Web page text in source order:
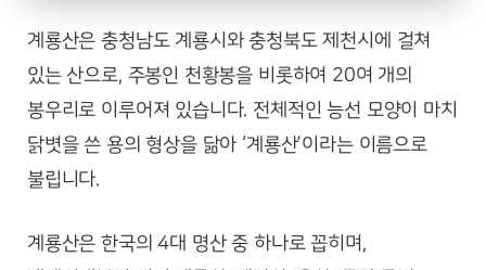
계룡산은 충청남도 계룡시와 충청북도 제천시에 걸쳐
있는 산으로, 주봉인 천황봉을 비롯하여 20여 개의
봉우리로 이루어져 있습니다. 전체적인 능선 모양이 마치
닭볏을 쓴 용의 형상을 닮아 ‘계룡산’이라는 이름으로
불립니다.
계룡산은 한국의 4대 명산 중 하나로 꼽히며,